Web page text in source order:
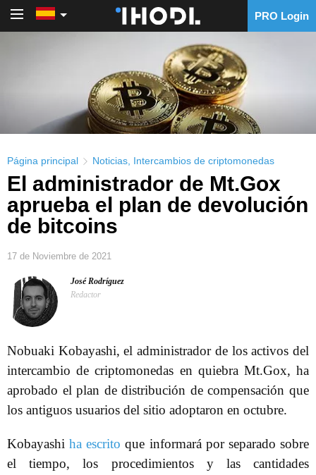
PRO Login
Página principal Noticias Intercambios de criptomonedas
El administrador de Mt.Gox
aprueba el plan de devolución
de bitcoins
17 de Noviembre de 2021
José Rodríguez
Redactor
Nobuaki Kobayashi, el administrador de los activos del
intercambio de criptomonedas en quiebra Mt.Gox, ha
aprobado el plan de distribución de compensación que
los antiguos usuarios del sitio adoptaron en octubre.
Kobayashiha escrito que informará por separado sobre
el tiempo, los procedimientos y las cantidades